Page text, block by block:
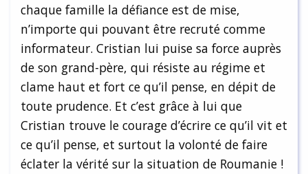
chaque famille la défiance est de mise,
n’importe qui pouvant être recruté comme
informateur. Cristian lui puise sa force auprès
de son grand-père, qui résiste au régime et
clame haut et fort ce qu’il pense, en dépit de
toute prudence. Et c’est grâce à lui que
Cristian trouve le courage d’écrire ce qu’il vit et
ce qu’il pense, et surtout la volonté de faire
éclater la vérité sur la situation de Roumanie !